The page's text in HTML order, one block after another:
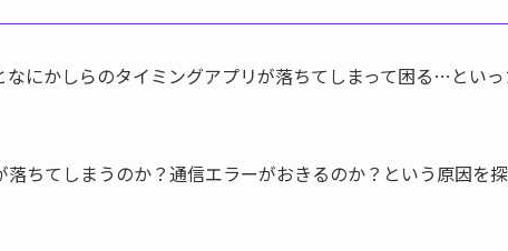
なにかしらのタイミングアプリが落ちてしまって困る…とい
ちてしまうのか？通信エラーがおきるのか？という原因を